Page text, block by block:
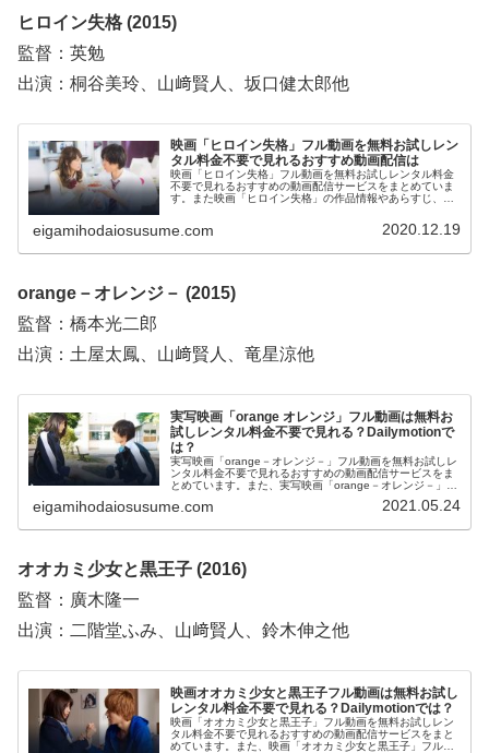
ヒロイン失格 (2015)
監督：英勉
出演：桐谷美玲、山﨑賢人、坂口健太郎他
映画「ヒロイン失格」フル動画を無料お試しレン
タル料金不要で見れるおすすめ動画配信は
映画「ヒロイン失格」フル動画を無料お試しレンタル料金
不要で見れるおすすめの動画配信サービスをまとめていま
す。また映画「ヒロイン失格」の作品情報やあらすじ、感
びや映画本編を見る前の予備知識として役立ててくださ
い。
eigamihodaiosusume.com 2020.12.19
orange－オレンジ－ (2015)
監督：橋本光二郎
出演：土屋太鳳、山﨑賢人、竜星涼他
実写映画「orange オレンジ」フル動画は無料お
試しレンタル料金不要で見れる？Dailymotionで
は？
実写映画「orange－オレンジ－」フル動画を無料お試しレ
ンタル料金不要で見れるおすすめの動画配信サービスをま
とめています。また、実写映画「orange－オレンジ－」フ
べています。そして、実写映画「orange－オレンジ－」の
画配信サービス選びや映画本編を見る前の予備知識として
eigamihodaiosusume.com 2021.05.24
オオカミ少女と黒王子 (2016)
監督：廣木隆一
出演：二階堂ふみ、山﨑賢人、鈴木伸之他
映画オオカミ少女と黒王子フル動画は無料お試し
レンタル料金不要で見れる？Dailymotionでは？
映画「オオカミ少女と黒王子」フル動画を無料お試しレン
タル料金不要で見れるおすすめの動画配信サービスをまと
めています。また、映画「オオカミ少女と黒王子」フル動